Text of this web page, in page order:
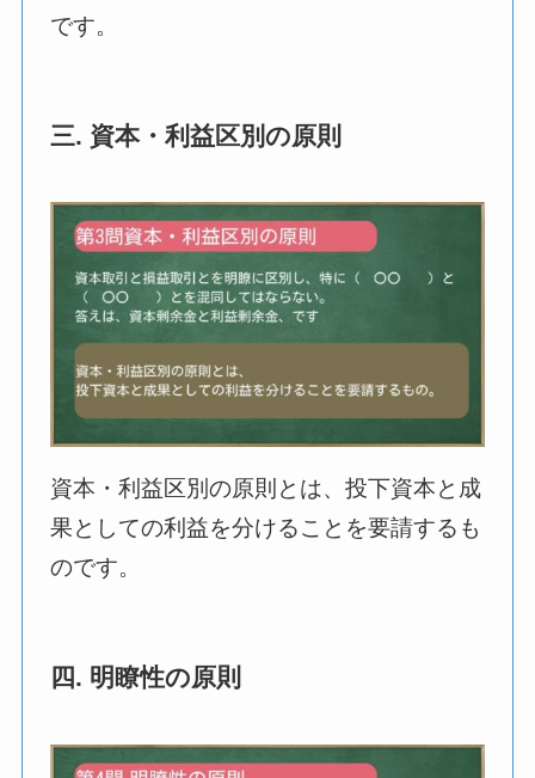
です。
三. 資本・利益区別の原則
資本・利益区別の原則とは、投下資本と成
果としての利益を分けることを要請するも
のです。
四. 明瞭性の原則